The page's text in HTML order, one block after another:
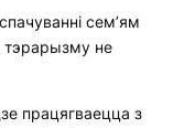
сем’ям
тэрарызму не
працягваецца з